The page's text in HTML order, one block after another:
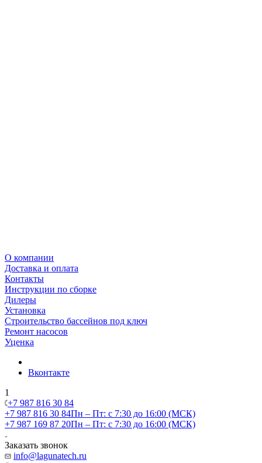
О компании
Доставка и оплата
Контакты
Инструкции по сборке
Дилеры
Установка
Строительство бассейнов под ключ
Ремонт насосов
Уценка
Вконтакте
1
+7 987 816 30 84
+7 987 816 30 84Пн – Пт: с 7:30 до 16:00 (МСК)
+7 987 169 87 20Пн – Пт: с 7:30 до 16:00 (МСК)
Заказать звонок
info@lagunatech.ru